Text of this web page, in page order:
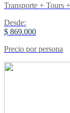
Transporte + Tours
Desde:
$ 869.000
Precio por persona